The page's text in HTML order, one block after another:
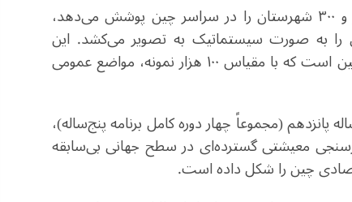
این گزارش بر اساس ۱۰۰ هزار پرسشنامه که بیش از ۱۵۰ شهر و ۳۰۰ شهرستان را در سراسر چین پوشش می‌دهد،
به صورت سیستماتیک به تصویر می‌کشد. این
نخستین پژوهش مطالعاتی معیشتی رادیو و تلویزیون مرکزی چین است که با مقیاس ۱۰۰ هزار نمونه، مواضع عمومی
پانزدهم (مجموعاً چهار دوره کامل برنامه پنج‌ساله)،
کند. چنین نظرسنجی معیشتی گسترده‌ای در سطح جهانی بی‌سابقه
چین را شکل داده است.